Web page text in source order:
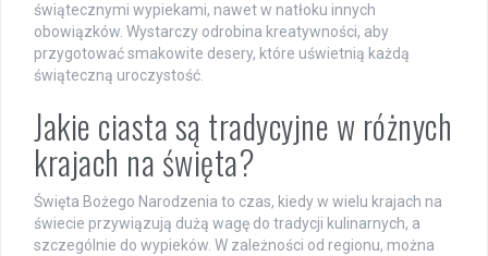
świątecznymi wypiekami, nawet w natłoku innych
obowiązków. Wystarczy odrobina kreatywności, aby
przygotować smakowite desery, które uświetnią każdą
świąteczną uroczystość.
Jakie ciasta są tradycyjne w różnych
krajach na święta?
Święta Bożego Narodzenia to czas, kiedy w wielu krajach na
świecie przywiązują dużą wagę do tradycji kulinarnych, a
szczególnie do wypieków. W zależności od regionu, można